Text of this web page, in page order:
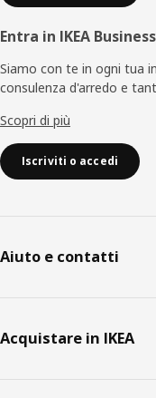
Entra in IKEA
Siamo con te in ogni tua
consulenza d'arredo e
Scopri di più
Iscriviti o accedi
Aiuto e contatti
Acquistare in IKEA